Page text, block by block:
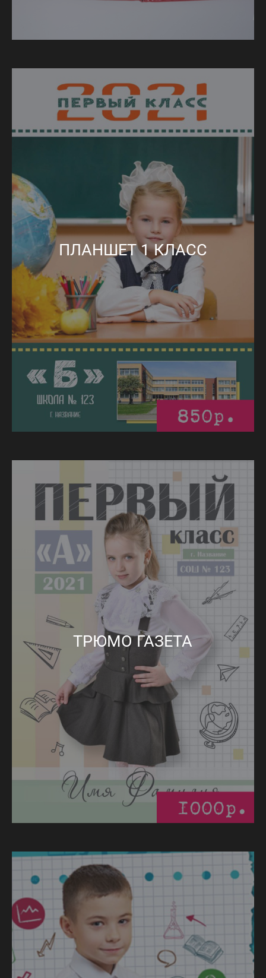
ПЛАНШЕТ 1 КЛАСС
ТРЮМО ГАЗЕТА